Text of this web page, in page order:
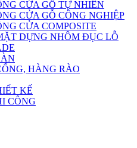
CỬA GỖ TỰ NHIÊN
CỬA GỖ CÔNG NGHIỆP
CỬA COMPOSITE
DỰNG NHÔM ĐỤC LỖ
HÀNG RÀO
KẾ
CÔNG